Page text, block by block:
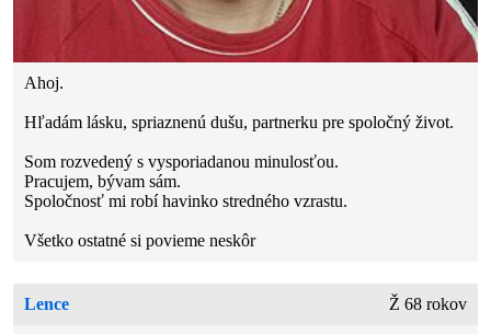
Ahoj.
Hľadám lásku, spriaznenú dušu, partnerku pre spoločný život.
Som rozvedený s vysporiadanou minulosťou.
Pracujem, bývam sám.
Spoločnosť mi robí havinko stredného vzrastu.
Všetko ostatné si povieme neskôr
Lence Ž 68 rokov